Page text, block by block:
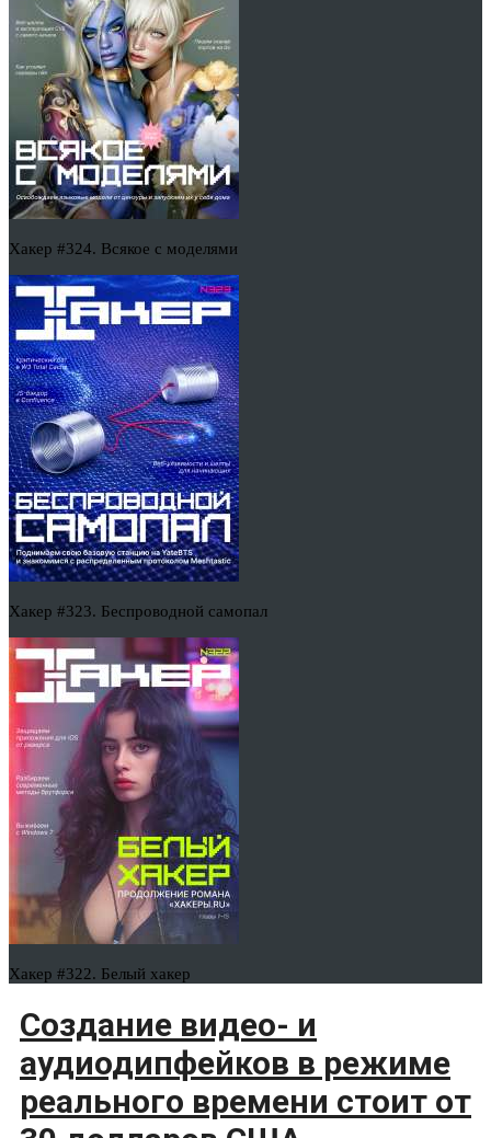
Хакер #324. Всякое с моделями
Хакер #323. Беспроводной самопал
Хакер #322. Белый хакер
Создание видео- и
аудиодипфейков в режиме
реального времени стоит от